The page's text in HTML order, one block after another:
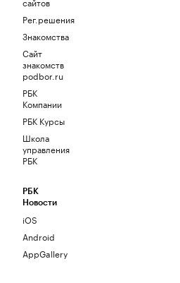
Рег.решения
Знакомства
Сайт
знакомств
podbor.ru
РБК
Компании
РБК Курсы
Школа
управления
РБК
РБК
Новости
iOS
Android
AppGallery